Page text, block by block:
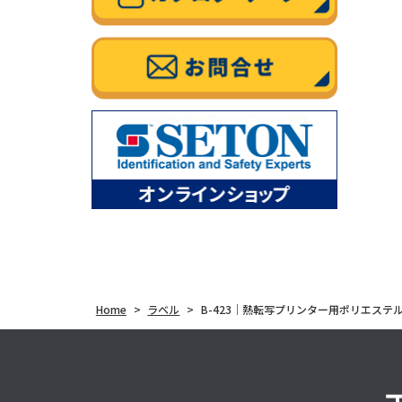
Home > ラベル > B-423｜熱転写プリンター用ポリエステ